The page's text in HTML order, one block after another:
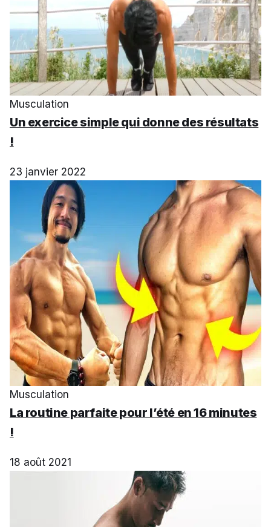
Musculation
Un exercice simple qui donne des résultats
!
23 janvier 2022
Musculation
La routine parfaite pour l’été en 16 minutes
!
18 août 2021